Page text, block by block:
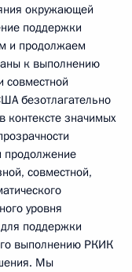
окружающей
поддержки
и продолжаем
к выполнению
совместной
безотлагательно
контексте значимых
совместной,
уровня
поддержки
выполнению РКИК
Мы